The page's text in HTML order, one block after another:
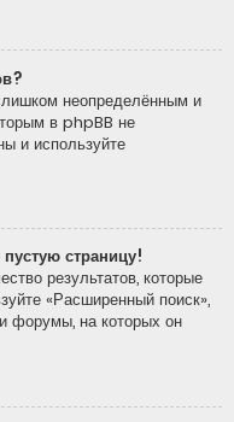
неопределённым и
в phpBB не
и используйте
страницу!
результатов, которые
«Расширенный поиск»,
форумы, на которых он